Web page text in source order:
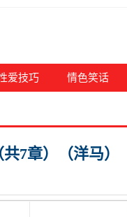
爱技巧 情色笑话
7章）（洋马）